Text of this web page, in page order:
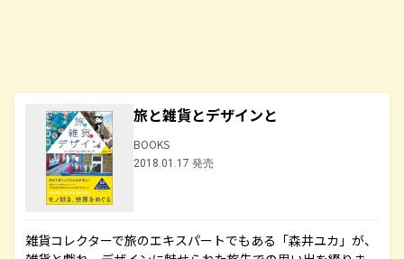
旅と雑貨とデザインと
BOOKS
2018.01.17 発売
雑貨コレクターで旅のエキスパートでもある「森井ユカ」が、